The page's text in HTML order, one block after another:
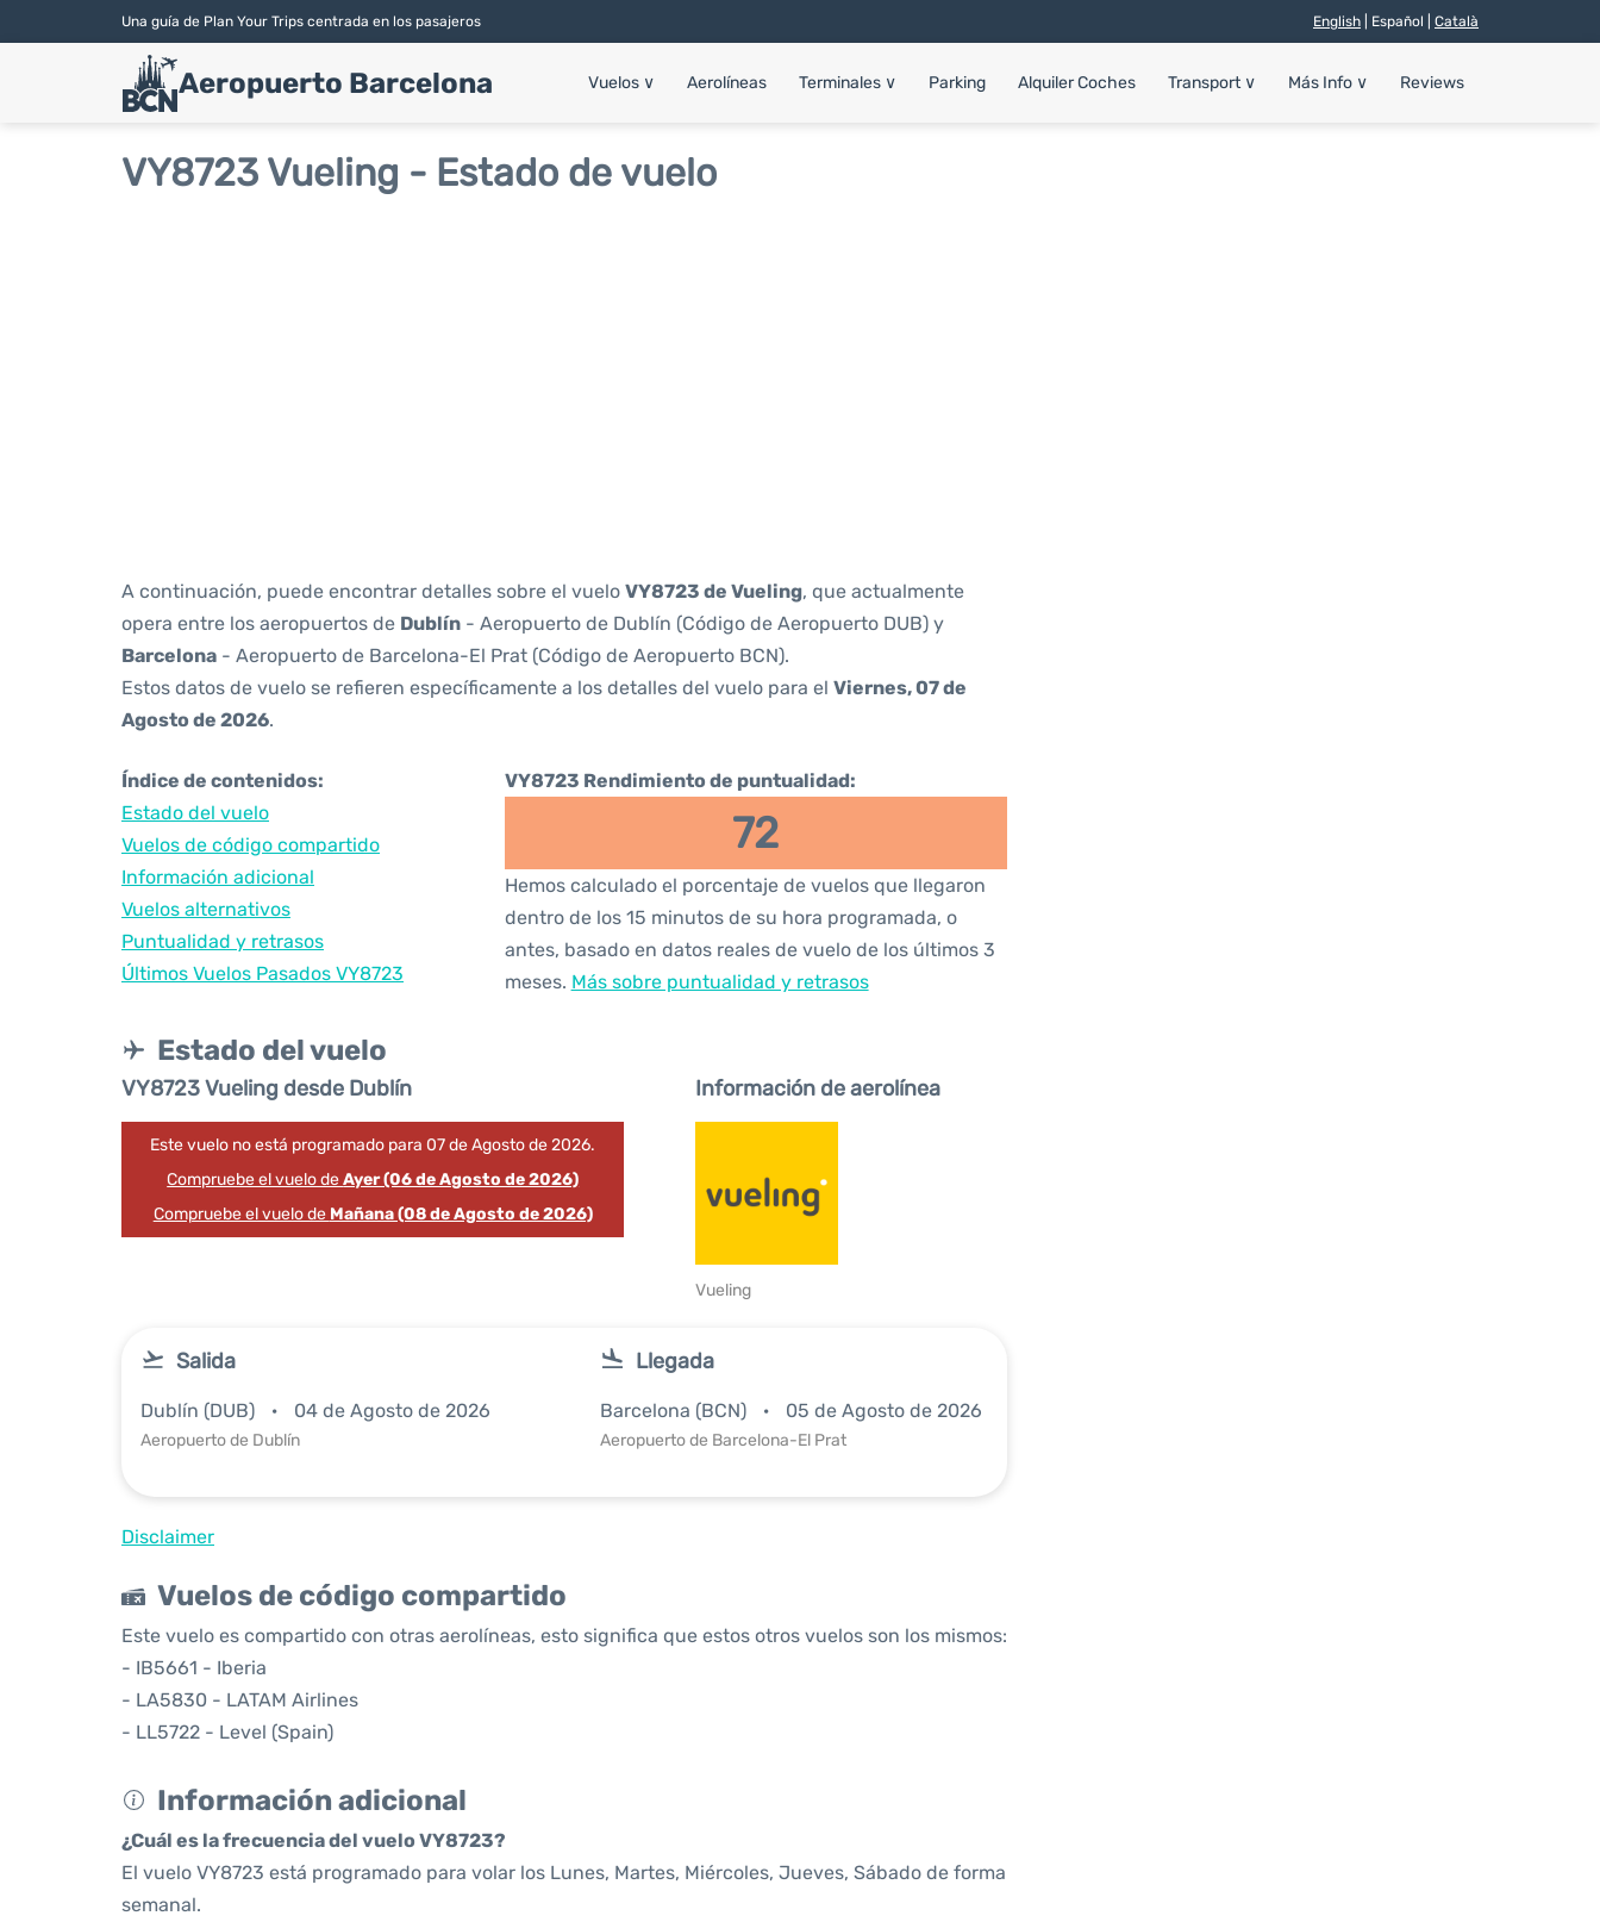
Una guía de Plan Your Trips centrada en los pasajeros English | Español | Català
Aeropuerto Barcelona Vuelos ∨ Aerolíneas Terminales ∨ Parking Alquiler Coches Transport ∨ Más Info ∨ Reviews
VY8723 Vueling - Estado de vuelo
A continuación, puede encontrar detalles sobre el vuelo VY8723 de Vueling, que actualmente
opera entre los aeropuertos de Dublín - Aeropuerto de Dublín (Código de Aeropuerto DUB) y
Barcelona - Aeropuerto de Barcelona-El Prat (Código de Aeropuerto BCN).
Estos datos de vuelo se refieren específicamente a los detalles del vuelo para el Viernes, 07 de
Agosto de 2026.
Índice de contenidos:
Estado del vuelo
Vuelos de código compartido
Información adicional
Vuelos alternativos
Puntualidad y retrasos
Últimos Vuelos Pasados VY8723
VY8723 Rendimiento de puntualidad:
72
Hemos calculado el porcentaje de vuelos que llegaron
dentro de los 15 minutos de su hora programada, o
antes, basado en datos reales de vuelo de los últimos 3
meses. Más sobre puntualidad y retrasos
Estado del vuelo
VY8723 Vueling desde Dublín
Este vuelo no está programado para 07 de Agosto de 2026.
Compruebe el vuelo deAyer (06 de Agosto de 2026)
Compruebe el vuelo de Mañana (08 de Agosto de 2026)
Información de aerolínea
Vueling
Salida
Dublín (DUB) 04 de Agosto de 2026
Aeropuerto de Dublín
Llegada
Barcelona (BCN) 05 de Agosto de 2026
Aeropuerto de Barcelona-El Prat
Disclaimer
Vuelos de código compartido
Este vuelo es compartido con otras aerolíneas, esto significa que estos otros vuelos son los mismos:
- IB5661 - Iberia
- LA5830 - LATAM Airlines
- LL5722 - Level (Spain)
Información adicional
¿Cuál es la frecuencia del vuelo VY8723?
El vuelo VY8723 está programado para volar los Lunes, Martes, Miércoles, Jueves, Sábado de forma
semanal.